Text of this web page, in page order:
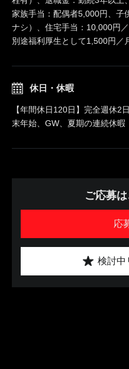
家族手当：配偶者5,000円、子
ナシ）、住宅手当：10,000円
別途福利厚生として1,500円／
休日・休暇
【年間休日120日】完全週休2
末年始、GW、夏期の連続休暇
ご応募
応
検討中